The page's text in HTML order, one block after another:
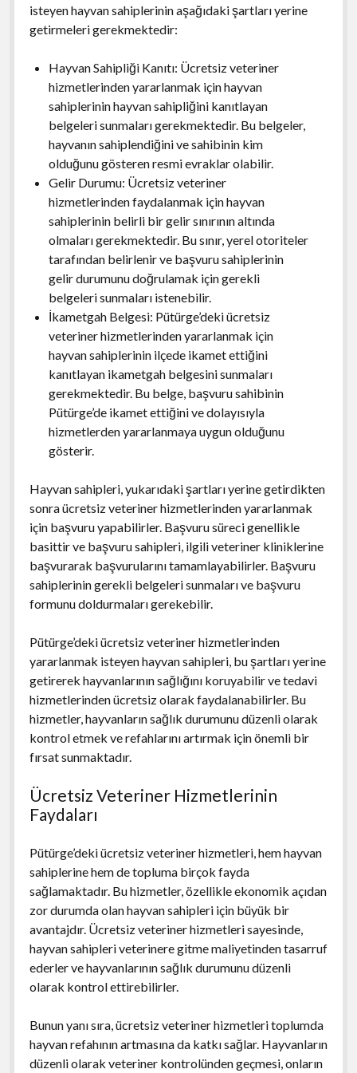
isteyen hayvan sahiplerinin aşağıdaki şartları yerine
getirmeleri gerekmektedir:
Hayvan Sahipliği Kanıtı: Ücretsiz veteriner
hizmetlerinden yararlanmak için hayvan
sahiplerinin hayvan sahipliğini kanıtlayan
belgeleri sunmaları gerekmektedir. Bu belgeler,
hayvanın sahiplendiğini ve sahibinin kim
olduğunu gösteren resmi evraklar olabilir.
Gelir Durumu: Ücretsiz veteriner
hizmetlerinden faydalanmak için hayvan
sahiplerinin belirli bir gelir sınırının altında
olmaları gerekmektedir. Bu sınır, yerel otoriteler
tarafından belirlenir ve başvuru sahiplerinin
gelir durumunu doğrulamak için gerekli
belgeleri sunmaları istenebilir.
İkametgah Belgesi: Pütürge’deki ücretsiz
veteriner hizmetlerinden yararlanmak için
hayvan sahiplerinin ilçede ikamet ettiğini
kanıtlayan ikametgah belgesini sunmaları
gerekmektedir. Bu belge, başvuru sahibinin
Pütürge’de ikamet ettiğini ve dolayısıyla
hizmetlerden yararlanmaya uygun olduğunu
gösterir.
Hayvan sahipleri, yukarıdaki şartları yerine getirdikten
sonra ücretsiz veteriner hizmetlerinden yararlanmak
için başvuru yapabilirler. Başvuru süreci genellikle
basittir ve başvuru sahipleri, ilgili veteriner kliniklerine
başvurarak başvurularını tamamlayabilirler. Başvuru
sahiplerinin gerekli belgeleri sunmaları ve başvuru
formunu doldurmaları gerekebilir.
Pütürge’deki ücretsiz veteriner hizmetlerinden
yararlanmak isteyen hayvan sahipleri, bu şartları yerine
getirerek hayvanlarının sağlığını koruyabilir ve tedavi
hizmetlerinden ücretsiz olarak faydalanabilirler. Bu
hizmetler, hayvanların sağlık durumunu düzenli olarak
kontrol etmek ve refahlarını artırmak için önemli bir
fırsat sunmaktadır.
Ücretsiz Veteriner Hizmetlerinin
Faydaları
Pütürge’deki ücretsiz veteriner hizmetleri, hem hayvan
sahiplerine hem de topluma birçok fayda
sağlamaktadır. Bu hizmetler, özellikle ekonomik açıdan
zor durumda olan hayvan sahipleri için büyük bir
avantajdır. Ücretsiz veteriner hizmetleri sayesinde,
hayvan sahipleri veterinere gitme maliyetinden tasarruf
ederler ve hayvanlarının sağlık durumunu düzenli
olarak kontrol ettirebilirler.
Bunun yanı sıra, ücretsiz veteriner hizmetleri toplumda
hayvan refahının artmasına da katkı sağlar. Hayvanların
düzenli olarak veteriner kontrolünden geçmesi, onların